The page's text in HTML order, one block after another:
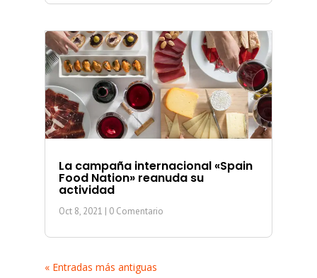
La campaña internacional «Spain
Food Nation» reanuda su
actividad
Oct 8, 2021 | 0 Comentario
« Entradas más antiguas